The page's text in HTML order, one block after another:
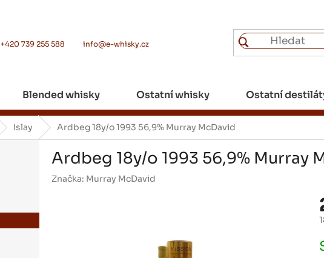
+420 739 255 588 info@e-whisky.cz
Blended whisky Ostatní whisky Ostatní
Islay Ardbeg 18y/o 1993 56,9% Murray McDavid
Ardbeg 18y/o 1993 56,9% Murray
Značka: Murray McDavid